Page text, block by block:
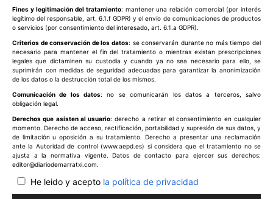
Fines y legitimación del tratamiento: mantener una relación comercial (por interés
legítimo del responsable, art. 6.1.f GDPR) y el envío de comunicaciones de productos
o servicios (por consentimiento del interesado, art. 6.1.a GDPR).
Criterios de conservación de los datos: se conservarán durante no más tiempo del
necesario para mantener el fin del tratamiento o mientras existan prescripciones
legales que dictaminen su custodia y cuando ya no sea necesario para ello, se
suprimirán con medidas de seguridad adecuadas para garantizar la anonimización
de los datos o la destrucción total de los mismos.
Comunicación de los datos: no se comunicarán los datos a terceros, salvo
obligación legal.
Derechos que asisten al usuario: derecho a retirar el consentimiento en cualquier
momento. Derecho de acceso, rectificación, portabilidad y supresión de sus datos, y
de limitación u oposición a su tratamiento. Derecho a presentar una reclamación
ante la Autoridad de control (www.aepd.es) si considera que el tratamiento no se
ajusta a la normativa vigente. Datos de contacto para ejercer sus derechos:
editor@diariodemarratxi.com.
He leido y acepto la política de privacidad